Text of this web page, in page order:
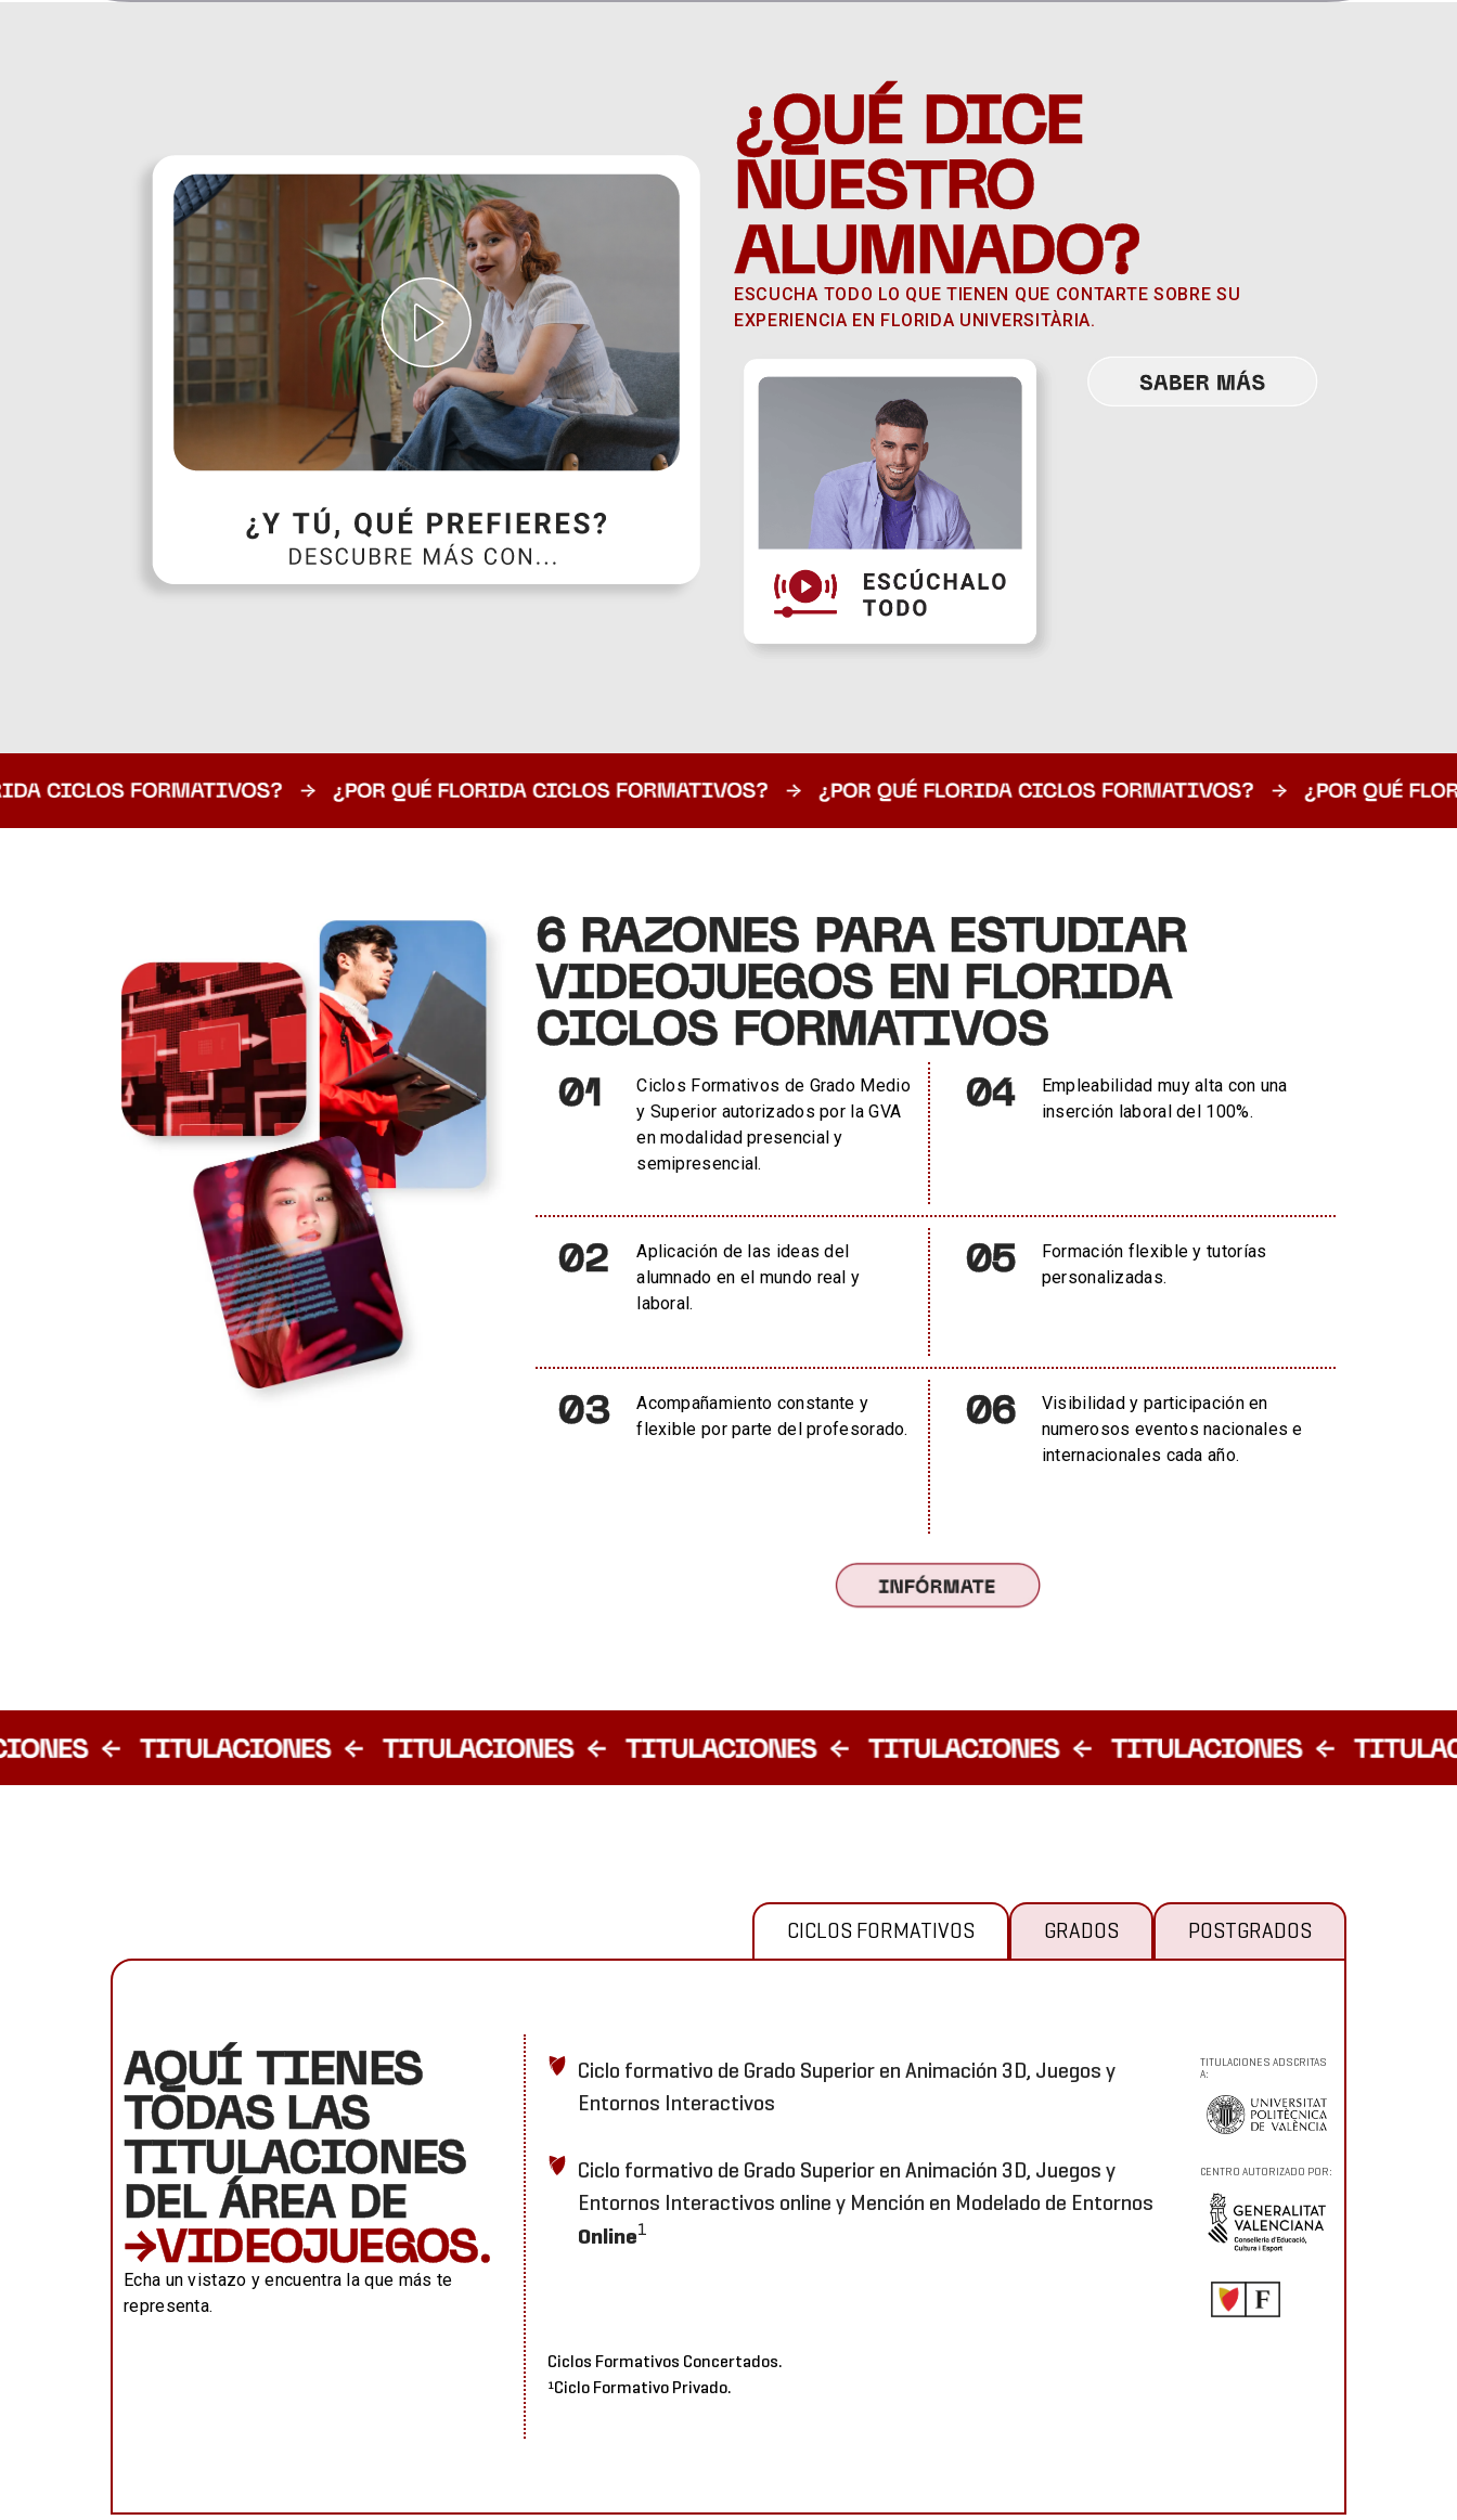
¿QUÉ DICE
NUESTRO
ALUMNADO?
ESCUCHA TODO LO QUE TIENEN QUE CONTARTE SOBRE SU
EXPERIENCIA EN FLORIDA UNIVERSITÀRIA.
6 RAZONES PARA ESTUDIAR
VIDEOJUEGOS EN FLORIDA
CICLOS FORMATIVOS
01
Ciclos Formativos de Grado Medio
y Superior autorizados por la GVA
en modalidad presencial y
semipresencial.
04
Empleabilidad muy alta con una
inserción laboral del 100%.
02
Aplicación de las ideas del
alumnado en el mundo real y
laboral.
05
Formación flexible y tutorías
personalizadas.
03
Acompañamiento constante y
flexible por parte del profesorado.
06
Visibilidad y participación en
numerosos eventos nacionales e
internacionales cada año.
CICLOS FORMATIVOS GRADOS POSTGRADOS
AQUÍ TIENES
TODAS LAS
TITULACIONES
DEL ÁREA DE
→VIDEOJUEGOS.
Echa un vistazo y encuentra la que más te
representa.
Ciclo formativo de Grado Superior en Animación 3D, Juegos y
Entornos Interactivos
Ciclo formativo de Grado Superior en Animación 3D, Juegos y
Entornos Interactivos online y Mención en Modelado de Entornos
Online1
Ciclos Formativos Concertados.
¹Ciclo Formativo Privado.
CENTRO AUTORIZADO POR:
TITULACIONES ADSCRITAS
A: